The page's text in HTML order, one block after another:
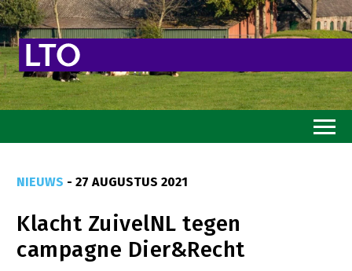
Goed eten
Mooi groen
NIEUWS - 27 AUGUSTUS 2021
Klacht ZuivelNL tegen
campagne Dier&Recht